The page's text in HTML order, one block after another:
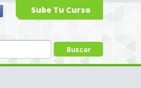
Sube Tu Curso